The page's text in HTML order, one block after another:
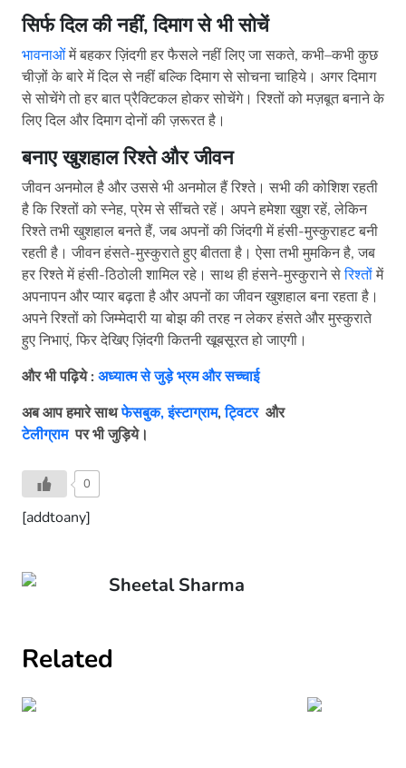
सिर्फ दिल की नहीं, दिमाग से भी सोचें
भावनाओंमें बहकर ज़िंदगी हर फैसले नहीं लिए जा सकते, कभी–कभी कुछ
चीज़ों के बारे में दिल से नहीं बल्कि दिमाग से सोचना चाहिये। अगर दिमाग
से सोचेंगे तो हर बात प्रैक्टिकल होकर सोचेंगे। रिश्तों को मज़बूत बनाने के
लिए दिल और दिमाग दोनों की ज़रूरत है।
बनाए खुशहाल रिश्ते और जीवन
जीवन अनमोल है और उससे भी अनमोल हैं रिश्ते। सभी की कोशिश रहती
है कि रिश्तों को स्नेह, प्रेम से सींचते रहें। अपने हमेशा खुश रहें, लेकिन
रिश्ते तभी खुशहाल बनते हैं, जब अपनों की जिंदगी में हंसी-मुस्कुराहट बनी
रहती है। जीवन हंसते-मुस्कुराते हुए बीतता है। ऐसा तभी मुमकिन है, जब
हर रिश्ते में हंसी-ठिठोली शामिल रहे। साथ ही हंसने-मुस्कुराने सेरिश्तोंमें
अपनापन और प्यार बढ़ता है और अपनों का जीवन खुशहाल बना रहता है।
अपने रिश्तों को जिम्मेदारी या बोझ की तरह न लेकर हंसते और मुस्कुराते
हुए निभाएं, फिर देखिए ज़िंदगी कितनी खूबसूरत हो जाएगी।
और भी पढ़िये : अध्यात्म से जुड़े भ्रम और सच्चाई
अब आप हमारे साथफेसबुक,इंस्टाग्राम,ट्विटर और
टेलीग्राम पर भी जुड़िये।
0
[addtoany]
Sheetal Sharma
Related